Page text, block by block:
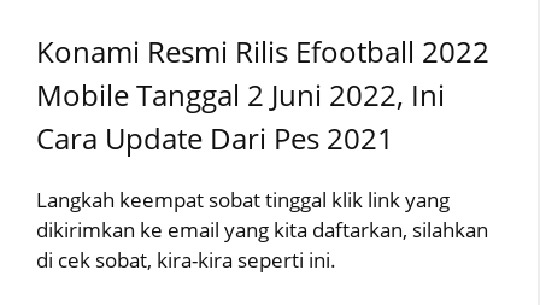
Konami Resmi Rilis Efootball 2022
Mobile Tanggal 2 Juni 2022, Ini
Cara Update Dari Pes 2021
Langkah keempat sobat tinggal klik link yang
dikirimkan ke email yang kita daftarkan, silahkan
di cek sobat, kira-kira seperti ini.